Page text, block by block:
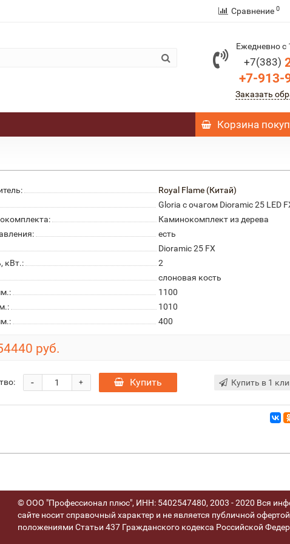
Сравнение 0
Ежедневно с
+7(383)
+7-913-
Заказать
Корзина
Royal Flame (Китай)
Gloria с очагом Dioramic 25 LED
Каминокомплект из дерева
есть
Dioramic 25 FX
кВт.:
2
слоновая кость
1100
1010
400
руб.
+
- Купить Купить в 1
© ООО "Профессионал плюс", ИНН: 5402547480, 2003 - 2020 Вся
сайте носит справочный характер и не является публичной
положениями Статьи 437 Гражданского кодекса Российской